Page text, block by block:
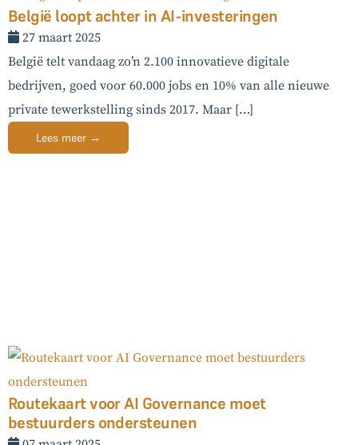
België loopt achter in AI-investeringen
27 maart 2025
België telt vandaag zo’n 2.100 innovatieve digitale
bedrijven, goed voor 60.000 jobs en 10% van alle nieuwe
private tewerkstelling sinds 2017. Maar […]
Lees meer →
Routekaart voor AI Governance moet
bestuurders ondersteunen